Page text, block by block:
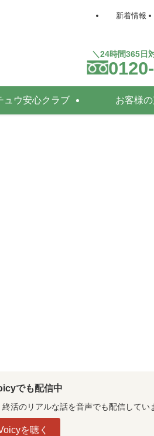
新着情報
＼24時間365日
ュウ安心クラブ お客様
でも配信中
活のリアルな話を音声でも配信してい
を聴く